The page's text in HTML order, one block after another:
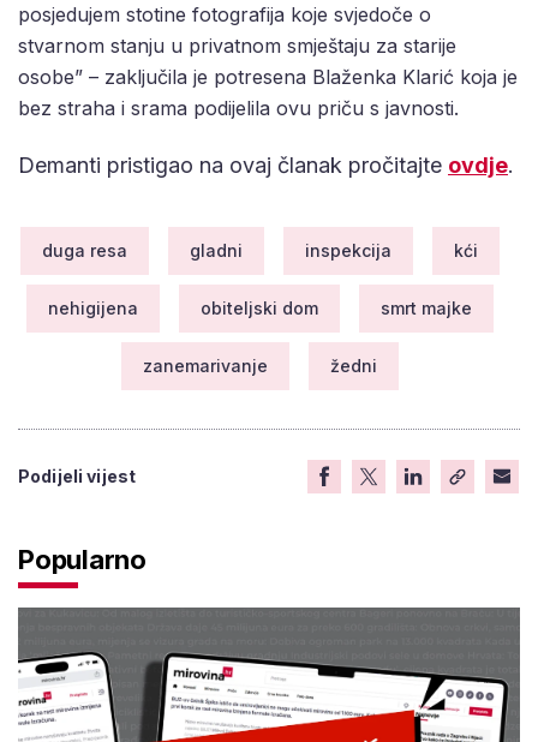
posjedujem stotine fotografija koje svjedoče o
stvarnom stanju u privatnom smještaju za starije
osobe” – zaključila je potresena Blaženka Klarić koja je
bez straha i srama podijelila ovu priču s javnosti.
Demanti pristigao na ovaj članak pročitajte ovdje.
duga resa gladni inspekcija kći
nehigijena obiteljski dom smrt majke
zanemarivanje žedni
Podijeli vijest
Popularno